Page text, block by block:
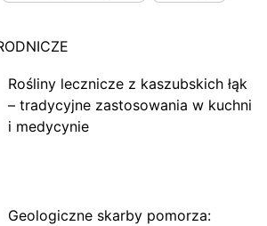
Rośliny lecznicze z kaszubskich łąk
– tradycyjne zastosowania w kuchni
i medycynie
Geologiczne skarby pomorza: